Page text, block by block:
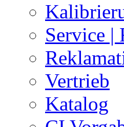
Service |
Vertrieb
Katalog